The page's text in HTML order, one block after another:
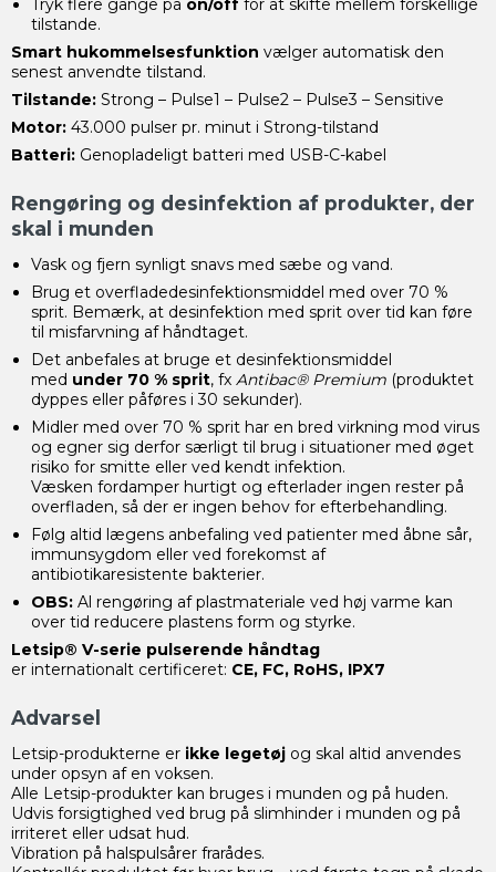
Tryk flere gange på on/off for at skifte mellem forskellige
tilstande.
Smart hukommelsesfunktion vælger automatisk den
senest anvendte tilstand.
Tilstande: Strong – Pulse1 – Pulse2 – Pulse3 – Sensitive
Motor: 43.000 pulser pr. minut i Strong-tilstand
Batteri: Genopladeligt batteri med USB-C-kabel
Rengøring og desinfektion af produkter, der
skal i munden
Vask og fjern synligt snavs med sæbe og vand.
Brug et overfladedesinfektionsmiddel med over 70 %
sprit. Bemærk, at desinfektion med sprit over tid kan føre
til misfarvning af håndtaget.
Det anbefales at bruge et desinfektionsmiddel
med under 70 % sprit, fx Antibac® Premium(produktet
dyppes eller påføres i 30 sekunder).
Midler med over 70 % sprit har en bred virkning mod virus
og egner sig derfor særligt til brug i situationer med øget
risiko for smitte eller ved kendt infektion.
Væsken fordamper hurtigt og efterlader ingen rester på
overfladen, så der er ingen behov for efterbehandling.
Følg altid lægens anbefaling ved patienter med åbne sår,
immunsygdom eller ved forekomst af
antibiotikaresistente bakterier.
OBS:Al rengøring af plastmateriale ved høj varme kan
over tid reducere plastens form og styrke.
Letsip® V-serie pulserende håndtag
er internationalt certificeret: CE, FC, RoHS, IPX7
Advarsel
Letsip-produkterne er ikke legetøj og skal altid anvendes
under opsyn af en voksen.
Alle Letsip-produkter kan bruges i munden og på huden.
Udvis forsigtighed ved brug på slimhinder i munden og på
irriteret eller udsat hud.
Vibration på halspulsårer frarådes.